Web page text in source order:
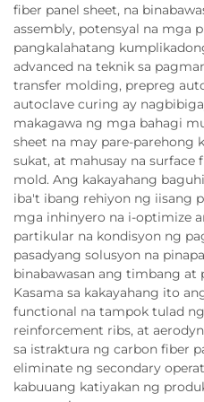
fiber panel sheet, na
assembly, potensyal na mga
pangkalahatang
advanced na teknik sa
transfer molding, prepreg
autoclave curing ay
makagawa ng mga bahagi
sheet na may pare-parehong
sukat, at mahusay na surface
mold. Ang kakayahang
iba't ibang rehiyon ng iisang
mga inhinyero na i-optimize
partikular na kondisyon ng
pasadyang solusyon na
binabawasan ang timbang
Kasama sa kakayahang ito
functional na tampok tulad
reinforcement ribs, at
sa istraktura ng carbon fiber
eliminate ng secondary
kabuuang katiyakan ng